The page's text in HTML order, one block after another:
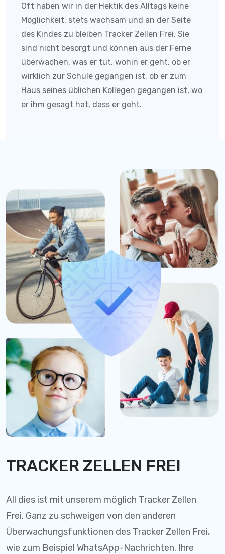
Oft haben wir in der Hektik des Alltags keine
Möglichkeit, stets wachsam und an der Seite
des Kindes zu bleiben Tracker Zellen Frei, Sie
sind nicht besorgt und können aus der Ferne
überwachen, was er tut, wohin er geht, ob er
wirklich zur Schule gegangen ist, ob er zum
Haus seines üblichen Kollegen gegangen ist, wo
er ihm gesagt hat, dass er geht.
TRACKER ZELLEN FREI
All dies ist mit unserem möglich Tracker Zellen
Frei. Ganz zu schweigen von den anderen
Überwachungsfunktionen des Tracker Zellen Frei,
wie zum Beispiel WhatsApp-Nachrichten. Ihre